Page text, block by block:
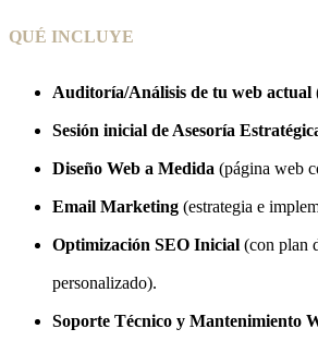
QUÉ INCLUYE
Auditoría/Análisis de tu web actual
Sesión inicial de Asesoría
Diseño Web a Medida (página web
Email Marketing (estrategia e
Optimización SEO Inicial (con plan
personalizado).
Soporte Técnico y Mantenimiento